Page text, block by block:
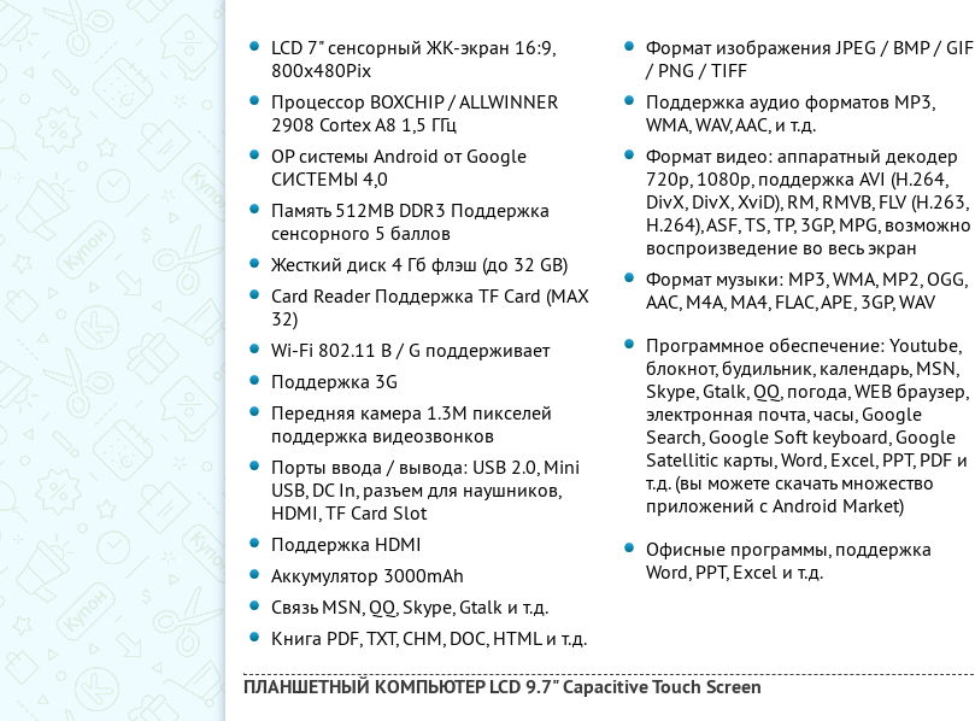
LCD 7" сенсорный ЖК-экран 16:9,
800x480Pix
Процессор BOXCHIP / ALLWINNER
2908 Cortex A8 1,5 ГГц
OP системы Android от Google
СИСТЕМЫ 4,0
Память 512MB DDR3 Поддержка
сенсорного 5 баллов
Жесткий диск 4 Гб флэш (до 32 GB)
Card Reader Поддержка TF Card (MAX
32)
Wi-Fi 802.11 B / G поддерживает
Поддержка 3G
Передняя камера 1.3M пикселей
поддержка видеозвонков
Порты ввода / вывода: USB 2.0, Mini
USB, DC In, разъем для наушников,
HDMI, TF Card Slot
Поддержка HDMI
Аккумулятор 3000mAh
Связь MSN, QQ, Skype, Gtalk и т.д.
Книга PDF, TXT, CHM, DOC, HTML и т.д.
Формат изображения JPEG / BMP / GIF
/ PNG / TIFF
Поддержка аудио форматов MP3,
WMA, WAV, AAC, и т.д.
Формат видео: аппаратный декодер
720p, 1080p, поддержка AVI (H.264,
DivX, DivX, XviD), RM, RMVB, FLV (H.263,
H.264), ASF, TS, TP, 3GP, MPG, возможно
воспроизведение во весь экран
Формат музыки: MP3, WMA, MP2, OGG,
AAC, M4A, MA4, FLAC, APE, 3GP, WAV
Программное обеспечение: Youtube,
блокнот, будильник, календарь, MSN,
Skype, Gtalk, QQ, погода, WEB браузер,
электронная почта, часы, Google
Search, Google Soft keyboard, Google
Satellitic карты, Word, Excel, PPT, PDF и
т.д. (вы можете скачать множество
приложений с Android Market)
Офисные программы, поддержка
Word, PPT, Excel и т.д.
ПЛАНШЕТНЫЙ КОМПЬЮТЕР LCD 9.7" Capacitive Touch Screen